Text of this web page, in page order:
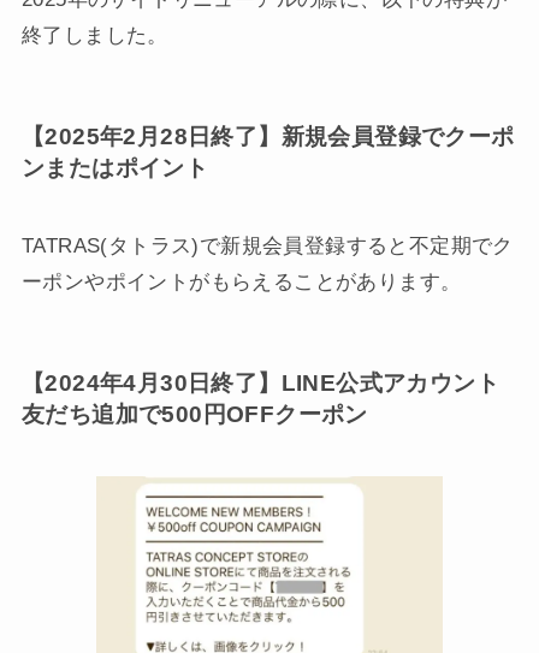
終了しました。
【2025年2月28日終了】新規会員登録でクーポ
ンまたはポイント
TATRAS(タトラス)で新規会員登録すると不定期でク
ーポンやポイントがもらえることがあります。
【2024年4月30日終了】LINE公式アカウント
友だち追加で500円OFFクーポン